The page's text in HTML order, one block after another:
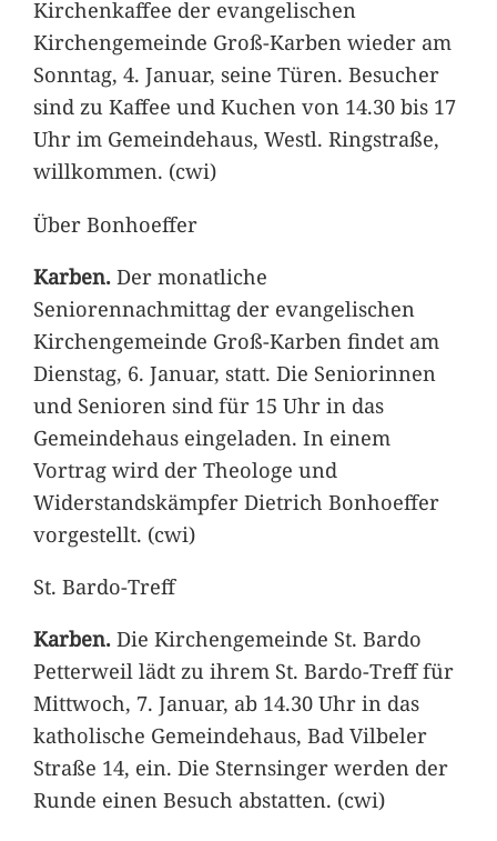
Kirchenkaffee der evangelischen
Kirchengemeinde Groß-Karben wieder am
Sonntag, 4. Januar, seine Türen. Besucher
sind zu Kaffee und Kuchen von 14.30 bis 17
Uhr im Gemeindehaus, Westl. Ringstraße,
willkommen. (cwi)
Über Bonhoeffer
Karben.Der monatliche
Seniorennachmittag der evangelischen
Kirchengemeinde Groß-Karben findet am
Dienstag, 6. Januar, statt. Die Seniorinnen
und Senioren sind für 15 Uhr in das
Gemeindehaus eingeladen. In einem
Vortrag wird der Theologe und
Widerstandskämpfer Dietrich Bonhoeffer
vorgestellt. (cwi)
St. Bardo-Treff
Karben.Die Kirchengemeinde St. Bardo
Petterweil lädt zu ihrem St. Bardo-Treff für
Mittwoch, 7. Januar, ab 14.30 Uhr in das
katholische Gemeindehaus, Bad Vilbeler
Straße 14, ein. Die Sternsinger werden der
Runde einen Besuch abstatten. (cwi)